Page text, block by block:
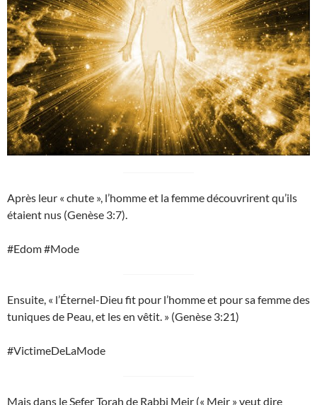
Après leur « chute », l’homme et la femme découvrirent qu’ils
étaient nus (Genèse 3:7).
#Edom #Mode
Ensuite, « l’Éternel-Dieu fit pour l’homme et pour sa femme des
tuniques de Peau, et les en vêtit. » (Genèse 3:21)
#VictimeDeLaMode
Mais dans le Sefer Torah de Rabbi Meir (« Meir » veut dire